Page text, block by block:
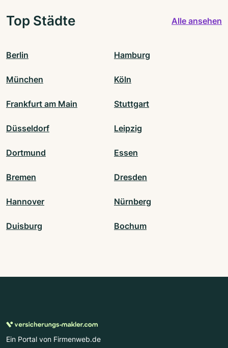
Top Städte Alle ansehen
Berlin Hamburg
München Köln
Frankfurt am Main Stuttgart
Düsseldorf Leipzig
Dortmund Essen
Bremen Dresden
Hannover Nürnberg
Duisburg Bochum
Ein Portal von Firmenweb.de